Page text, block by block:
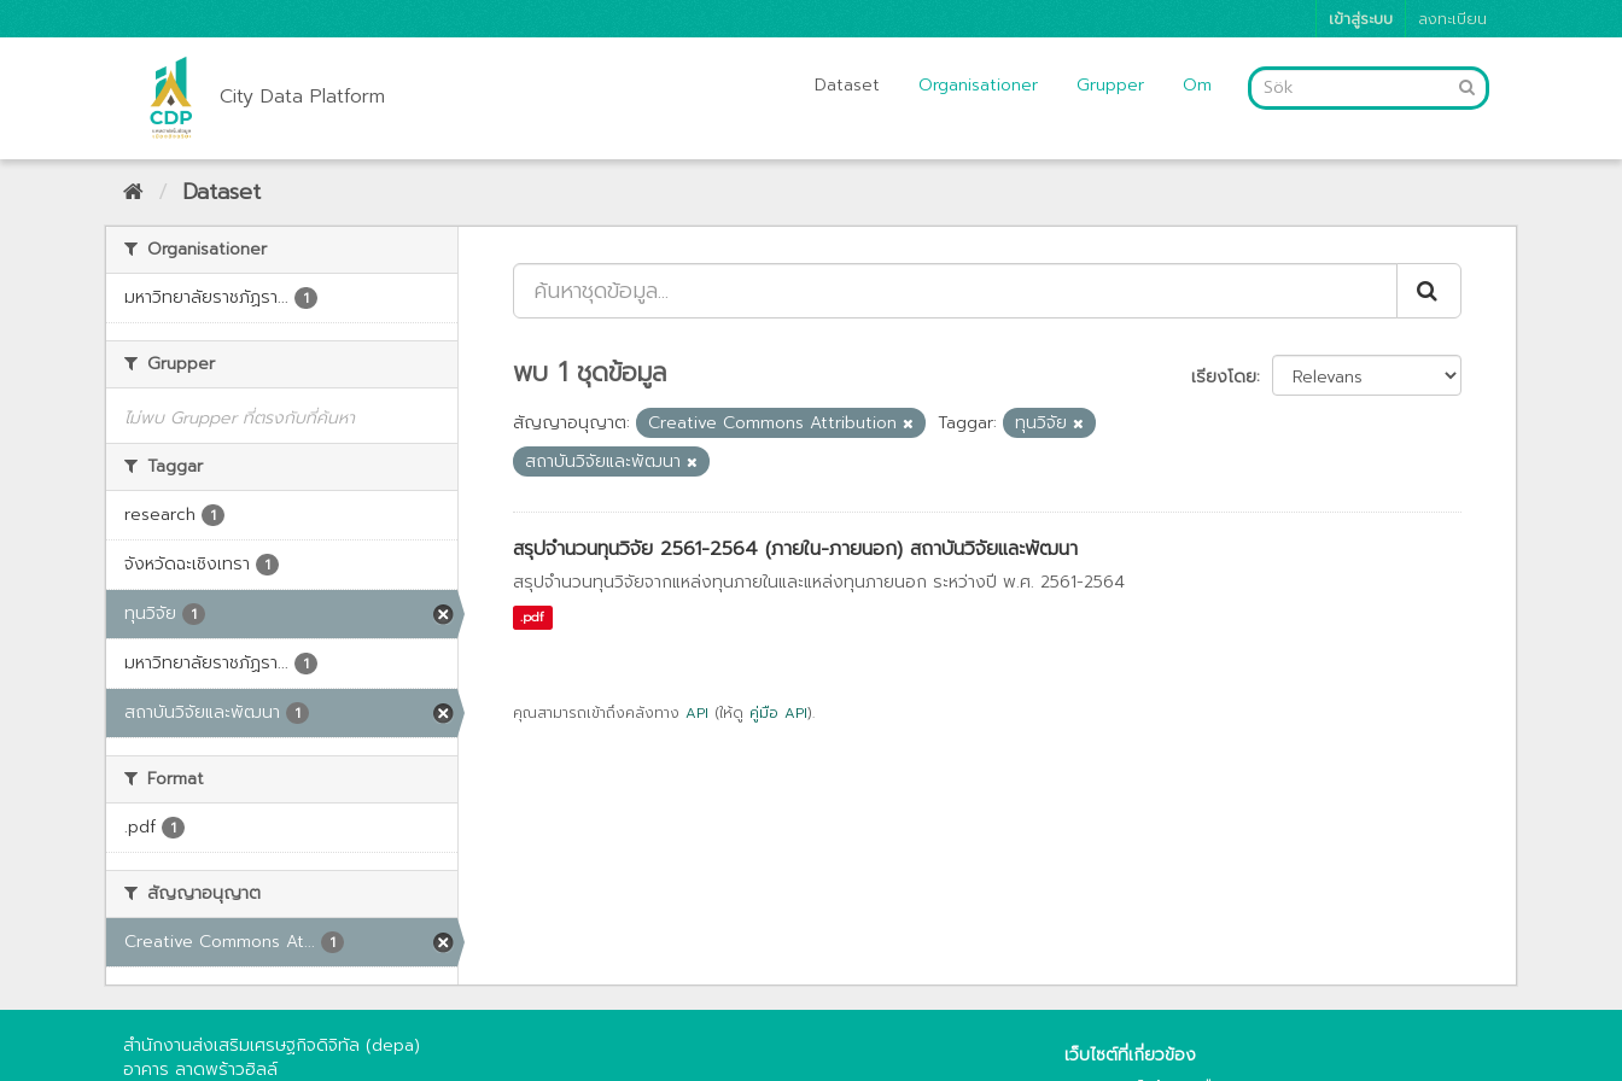
เข้าสู่ระบบ ลงทะเบียน
City Data Platform Dataset Organisationer Grupper Om
Dataset
Organisationer
มหาวิทยาลัยราชภัฏรา...
1
Grupper
ไม่พบ Grupper ที่ตรงกับที่ค้นหา
Taggar
research
1
จังหวัดฉะเชิงเทรา 1
ทุนวิจัย 1
มหาวิทยาลัยราชภัฏรา... 1
สถาบันวิจัยและพัฒนา 1
Format
.pdf
1
สัญญาอนุญาต
Creative Commons At...
1
เรียงโดย
พบ 1 ชุดข้อมูล
สัญญาอนุญาต: Creative Commons Attribution Taggar:
ทุนวิจัย
สถาบันวิจัยและพัฒนา
สรุปจำนวนทุนวิจัย 2561-2564 (ภายใน-ภายนอก) สถาบันวิจัยและพัฒนา
สรุปจำนวนทุนวิจัยจากแหล่งทุนภายในและแหล่งทุนภายนอก ระหว่างปี พ.ศ. 2561-2564
.pdf
คุณสามารถเข้าถึงคลังทาง API (ให้ดู คู่มือ API).
สำนักงานส่งเสริมเศรษฐกิจดิจิทัล (depa)
อาคาร ลาดพร้าวฮิลล์
เว็บไซต์ที่เกี่ยวข้อง